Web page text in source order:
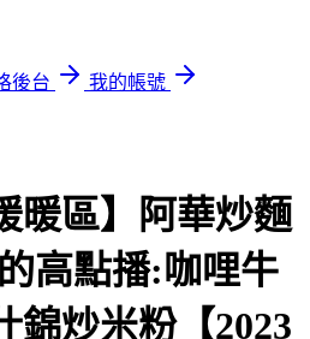
後台
我的帳號
暖區】阿華炒麵
高點播:咖哩牛
錦炒米粉【2023